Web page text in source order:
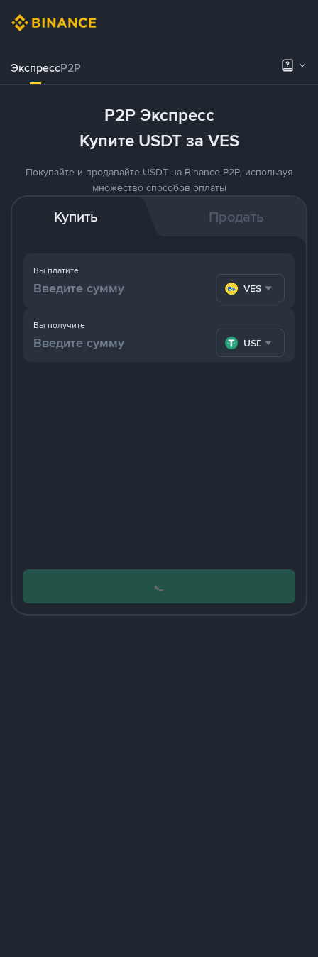
ЭкспрессP2P
P2P Экспресс
Купите USDT за VES
Покупайте и продавайте USDT на Binance P2P, используя
множество способов оплаты
Купить Продать
Вы платите
VES
Вы получите
USDT